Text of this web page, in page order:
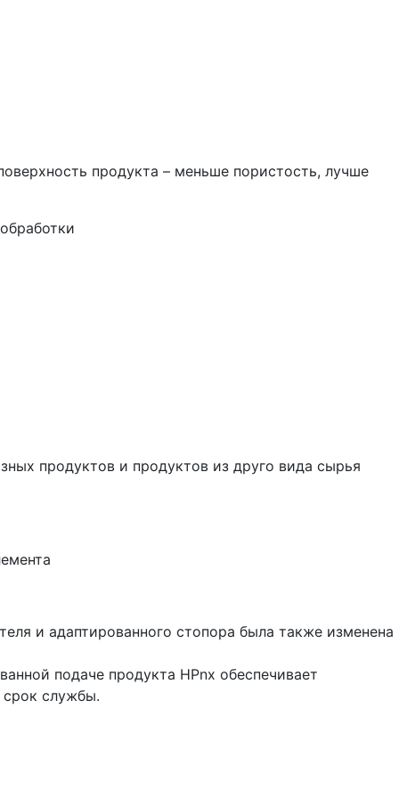
продукта – меньше пористость, лучше
продуктов и продуктов из друго вида сырья
и адаптированного стопора была также изменена
подаче продукта HPnx обеспечивает
службы.